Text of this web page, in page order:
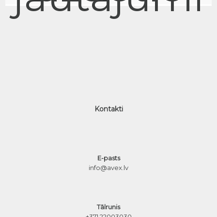
Kontakti
E-pasts
info@avex.lv
Tālrunis